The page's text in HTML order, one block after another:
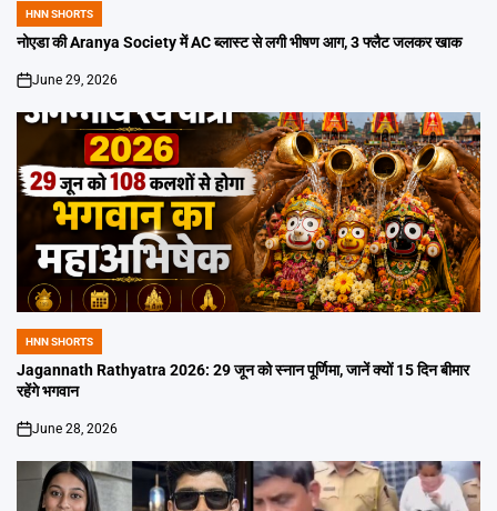
POSTED
IN
HNN SHORTS
नोएडा की Aranya Society में AC ब्लास्ट से लगी भीषण आग, 3 फ्लैट जलकर खाक
on
June 29, 2026
POSTED
IN
HNN SHORTS
Jagannath Rathyatra 2026: 29 जून को स्नान पूर्णिमा, जानें क्यों 15 दिन बीमार
रहेंगे भगवान
on
June 28, 2026